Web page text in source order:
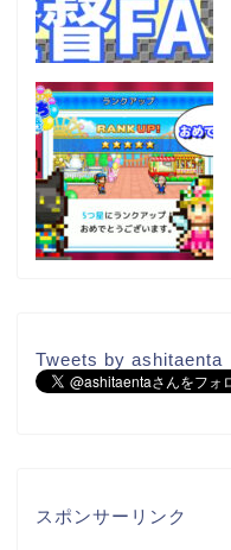
Tweets by ashitaenta
スポンサーリンク